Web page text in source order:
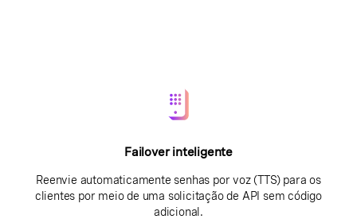
Failover inteligente
Reenvie automaticamente senhas por voz (TTS) para os
clientes por meio de uma solicitação de API sem código
adicional.